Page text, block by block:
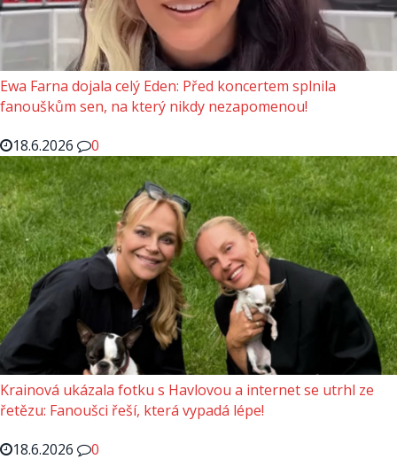
Ewa Farna dojala celý Eden: Před koncertem splnila
fanouškům sen, na který nikdy nezapomenou!
18.6.2026
0
Krainová ukázala fotku s Havlovou a internet se utrhl ze
řetězu: Fanoušci řeší, která vypadá lépe!
18.6.2026
0